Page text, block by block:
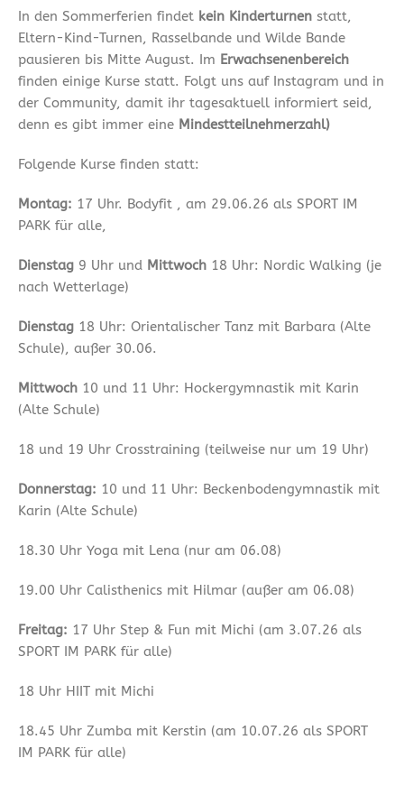
In den Sommerferien findet kein Kinderturnen statt,
Eltern-Kind-Turnen, Rasselbande und Wilde Bande
pausieren bis Mitte August. Im Erwachsenenbereich
finden einige Kurse statt. Folgt uns auf Instagram und in
der Community, damit ihr tagesaktuell informiert seid,
denn es gibt immer eine Mindestteilnehmerzahl)
Folgende Kurse finden statt:
Montag: 17 Uhr. Bodyfit , am 29.06.26 als SPORT IM
PARK für alle,
Dienstag 9 Uhr und Mittwoch 18 Uhr: Nordic Walking (je
nach Wetterlage)
Dienstag 18 Uhr: Orientalischer Tanz mit Barbara (Alte
Schule), außer 30.06.
Mittwoch 10 und 11 Uhr: Hockergymnastik mit Karin
(Alte Schule)
18 und 19 Uhr Crosstraining (teilweise nur um 19 Uhr)
Donnerstag: 10 und 11 Uhr: Beckenbodengymnastik mit
Karin (Alte Schule)
18.30 Uhr Yoga mit Lena (nur am 06.08)
19.00 Uhr Calisthenics mit Hilmar (außer am 06.08)
Freitag: 17 Uhr Step & Fun mit Michi (am 3.07.26 als
SPORT IM PARK für alle)
18 Uhr HIIT mit Michi
18.45 Uhr Zumba mit Kerstin (am 10.07.26 als SPORT
IM PARK für alle)